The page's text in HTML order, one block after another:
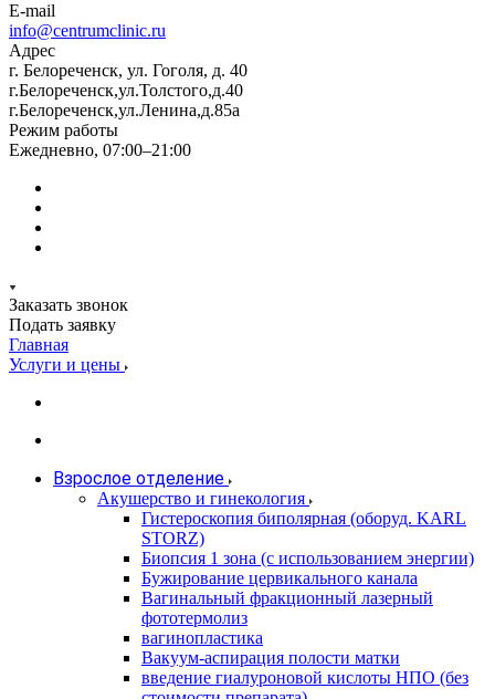
E-mail
info@centrumclinic.ru
Адрес
г. Белореченск, ул. Гоголя, д. 40
г.Белореченск,ул.Толстого,д.40
г.Белореченск,ул.Ленина,д.85а
Режим работы
Ежедневно, 07:00–21:00
Заказать звонок
Подать заявку
Главная
Услуги и цены
Взрослое отделение
Акушерство и гинекология
Гистероскопия биполярная (оборуд. KARL
STORZ)
Биопсия 1 зона (с использованием энергии)
Бужирование цервикального канала
Вагинальный фракционный лазерный
фототермолиз
вагинопластика
Вакуум-аспирация полости матки
введение гиалуроновой кислоты НПО (без